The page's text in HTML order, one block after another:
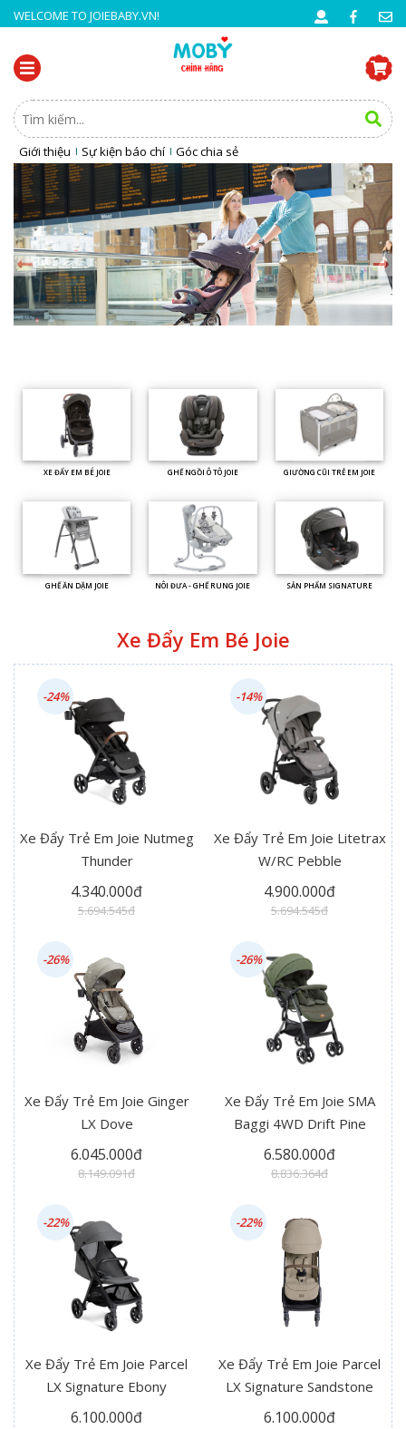
WELCOME TO JOIEBABY.VN!
Giới thiệu Sự kiện báo chí Góc chia sẻ
XE ĐẨY EM BÉ JOIE GHẾ NGỒI Ô TÔ JOIE GIƯỜNG CŨI TRẺ EM JOIE
GHẾ ĂN DẶM JOIE NÔI ĐƯA - GHẾ RUNG JOIE SẢN PHẨM SIGNATURE
Xe Đẩy Em Bé Joie
Xe Đẩy Trẻ Em Joie Nutmeg
Thunder
4.340.000đ
5.694.545đ
-24%
Xe Đẩy Trẻ Em Joie Litetrax
W/RC Pebble
4.900.000đ
5.694.545đ
-14%
Xe Đẩy Trẻ Em Joie Ginger
LX Dove
6.045.000đ
8.149.091đ
-26%
Xe Đẩy Trẻ Em Joie SMA
Baggi 4WD Drift Pine
6.580.000đ
8.836.364đ
-26%
Xe Đẩy Trẻ Em Joie Parcel
LX Signature Ebony
6.100.000đ
-22%
Xe Đẩy Trẻ Em Joie Parcel
LX Signature Sandstone
6.100.000đ
-22%